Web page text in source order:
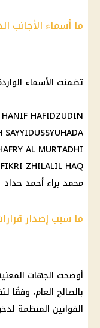
ما أسماء الأجانب
تضمنت الأسماء
HAFIDZUDIN
SAYYIDUSSYUHADA
AL MURTADHI
FIKRI ZHILALIL HAQ
محمد براء أحمد حداد
ما سبب إصدار
أوضحت الجهات
بالصالح العام، وفقًا
القوانين المنظمة